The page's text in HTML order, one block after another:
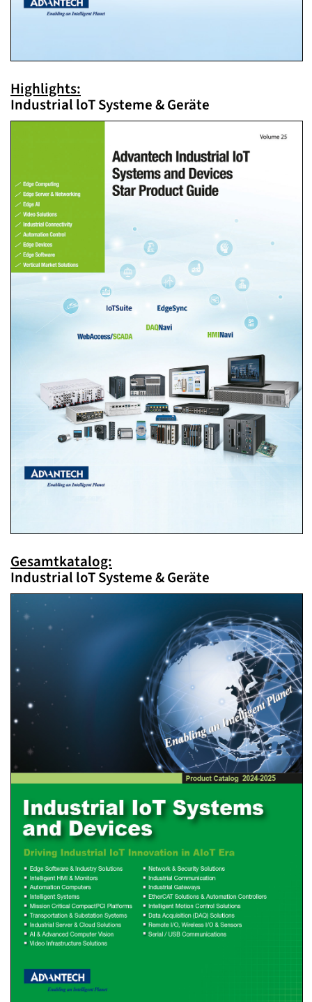
Highlights:
Industrial loT Systeme & Geräte
Gesamtkatalog:
Industrial loT Systeme & Geräte